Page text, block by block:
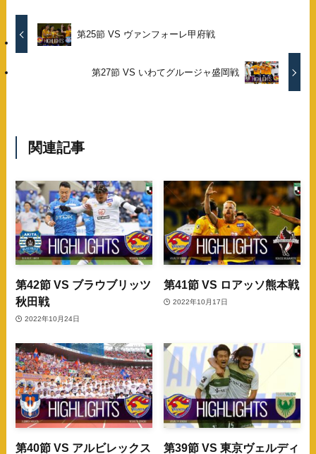
第25節 VS ヴァンフォーレ甲府戦
第27節 VS いわてグルージャ盛岡戦
関連記事
第42節 VS ブラウブリッツ
秋田戦
2022年10月24日
第41節 VS ロアッソ熊本戦
2022年10月17日
第40節 VS アルビレックス 第39節 VS 東京ヴェルディ